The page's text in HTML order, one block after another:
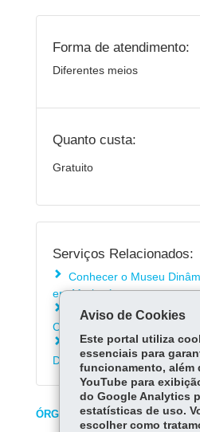
Forma de atendimento:
Diferentes meios
Quanto custa:
Gratuito
Serviços Relacionados:
Conhecer o Museu
em Maringá
Conhecer o Museu
Carlos Weiss - UEL
Conhecer o Programa
Documentação Histórica -
ÓRGÃO RESPONSÁVEL
Aviso de Cookies
Este portal utiliza
essenciais para
funcionamento, além
YouTube para
do Google Analytics
estatísticas de uso.
escolher como